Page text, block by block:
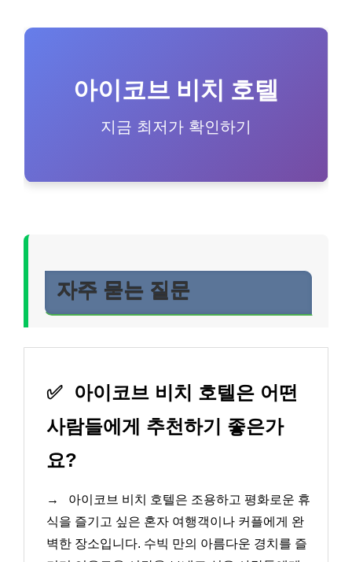
아이코브 비치 호텔
지금 최저가 확인하기
자주 묻는 질문
✅
아이코브 비치 호텔은 어떤
사람들에게 추천하기 좋은가
요?
→
아이코브 비치 호텔은 조용하고 평화로운 휴
식을 즐기고 싶은 혼자 여행객이나 커플에게 완
벽한 장소입니다. 수빅 만의 아름다운 경치를 즐